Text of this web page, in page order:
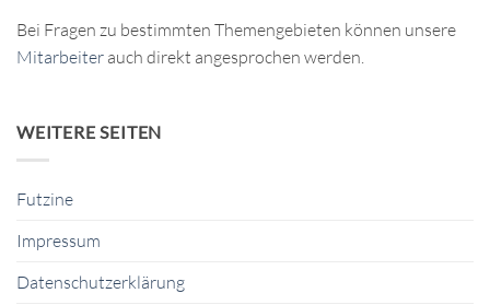
Bei Fragen zu bestimmten Themengebieten können unsere
Mitarbeiter auch direkt angesprochen werden.
WEITERE SEITEN
Futzine
Impressum
Datenschutzerklärung